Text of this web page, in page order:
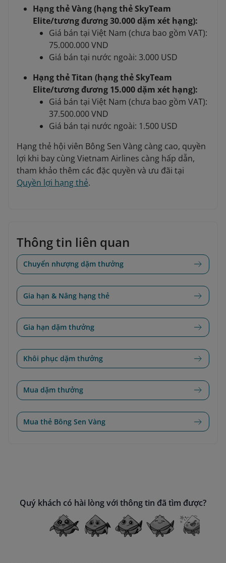
Hạng thẻ Vàng (hạng thẻ SkyTeam
Elite/tương đương 30.000 dặm xét hạng):
Giá bán tại Việt Nam (chưa bao gồm VAT):
75.000.000 VND
Giá bán tại nước ngoài: 3.000 USD
Hạng thẻ Titan (hạng thẻ SkyTeam
Elite/tương đương 15.000 dặm xét hạng):
Giá bán tại Việt Nam (chưa bao gồm VAT):
37.500.000 VND
Giá bán tại nước ngoài: 1.500 USD
Hạng thẻ hội viên Bông Sen Vàng càng cao, quyền
lợi khi bay cùng Vietnam Airlines càng hấp dẫn,
tham khảo thêm các đặc quyền và ưu đãi tại
Quyền lợi hạng thẻ.
Thông tin liên quan
Chuyển nhượng dặm thưởng
Gia hạn & Nâng hạng thẻ
Gia hạn dặm thưởng
Khôi phục dặm thưởng
Mua dặm thưởng
Mua thẻ Bông Sen Vàng
Quý khách có hài lòng với thông tin đã tìm được?